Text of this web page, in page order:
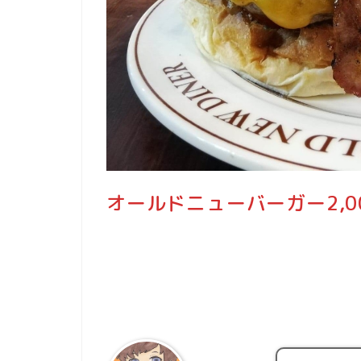
オールドニューバーガー